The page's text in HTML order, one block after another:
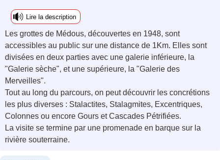
Lire la description
Les grottes de Médous, découvertes en 1948, sont
accessibles au public sur une distance de 1Km. Elles sont
divisées en deux parties avec une galerie inférieure, la
"Galerie sèche", et une supérieure, la "Galerie des
Merveilles".
Tout au long du parcours, on peut découvrir les concrétions
les plus diverses : Stalactites, Stalagmites, Excentriques,
Colonnes ou encore Gours et Cascades Pétrifiées.
La visite se termine par une promenade en barque sur la
rivière souterraine.